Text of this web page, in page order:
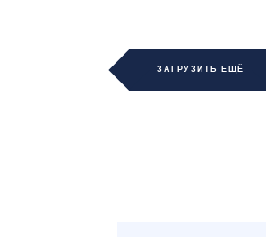
ЗАГРУЗИТЬ ЕЩЁ